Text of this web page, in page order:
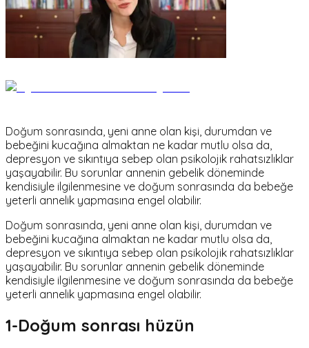
Doğum sonrasında, yeni anne olan kişi, durumdan ve
bebeğini kucağına almaktan ne kadar mutlu olsa da,
depresyon ve sıkıntıya sebep olan psikolojik rahatsızlıklar
yaşayabilir. Bu sorunlar annenin gebelik döneminde
kendisiyle ilgilenmesine ve doğum sonrasında da bebeğe
yeterli annelik yapmasına engel olabilir.
Doğum sonrasında, yeni anne olan kişi, durumdan ve
bebeğini kucağına almaktan ne kadar mutlu olsa da,
depresyon ve sıkıntıya sebep olan psikolojik rahatsızlıklar
yaşayabilir. Bu sorunlar annenin gebelik döneminde
kendisiyle ilgilenmesine ve doğum sonrasında da bebeğe
yeterli annelik yapmasına engel olabilir.
1-Doğum sonrası hüzün